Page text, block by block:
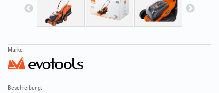
Marke:
Beschreibung: